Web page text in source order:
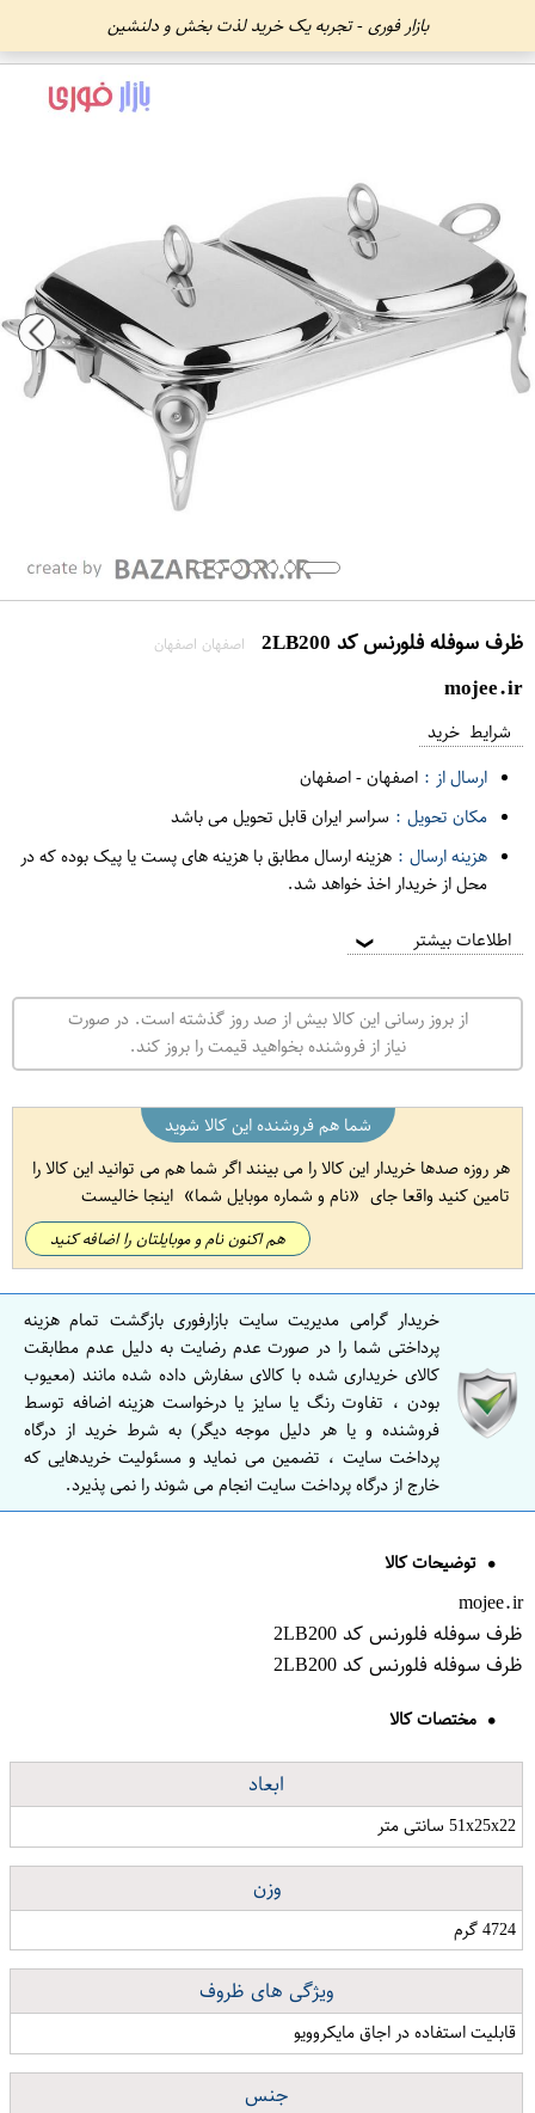
بازار فوری - تجربه یک خرید لذت بخش و دلنشین
ظرف سوفله فلورنس کد 2LB200 اصفهان اصفهان
mojee.ir
شرایط خرید
ارسال از : اصفهان-اصفهان
مکان تحویل : سراسر ایران قابل تحویل می باشد
هزینه ارسال : هزینه ارسال مطابق با هزینه های پست یا پیک بوده که در
محل از خریدار اخذ خواهد شد.
اطلاعات بیشتر ❯
از بروز رسانی این کالا بیش از صد روز گذشته است. در صورت
نیاز از فروشنده بخواهید قیمت را بروز کند.
شما هم فروشنده این کالا شوید
هر روزه صدها خریدار این کالا را می بینند اگر شما هم می توانید این کالا را
تامین کنید واقعا جای
نام و شماره موبایل شما اینجا خالیست
هم اکنون نام و موبایلتان را اضافه کنید
خریدار گرامی مدیریت سایت بازارفوری بازگشت تمام هزینه
پرداختی شما را در صورت عدم رضایت به دلیل عدم مطابقت
کالای خریداری شده با کالای سفارش داده شده مانند (معیوب
بودن ، تفاوت رنگ یا سایز یا درخواست هزینه اضافه توسط
فروشنده و یا هر دلیل موجه دیگر) به شرط خرید از درگاه
پرداخت سایت ، تضمین می نماید و مسئولیت خریدهایی که
خارج از درگاه پرداخت سایت انجام می شوند را نمی پذیرد.
توضیحات کالا
mojee.ir
ظرف سوفله فلورنس کد 2LB200
ظرف سوفله فلورنس کد 2LB200
مختصات کالا
ابعاد
51x25x22 سانتی متر
وزن
4724 گرم
ویژگی های ظروف
قابلیت استفاده در اجاق مایکروویو
جنس